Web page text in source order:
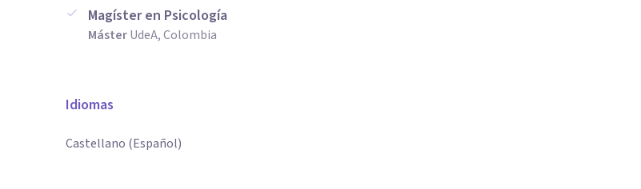
Magíster en Psicología
MásterUdeA, Colombia
Idiomas
Castellano (Español)